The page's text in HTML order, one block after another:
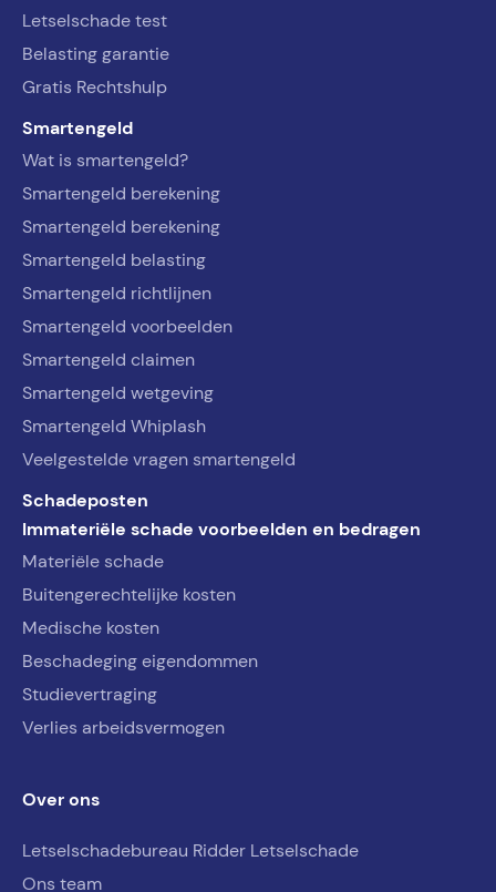
Letselschade test
Belasting garantie
Gratis Rechtshulp
Smartengeld
Wat is smartengeld?
Smartengeld berekening
Smartengeld berekening
Smartengeld belasting
Smartengeld richtlijnen
Smartengeld voorbeelden
Smartengeld claimen
Smartengeld wetgeving
Smartengeld Whiplash
Veelgestelde vragen smartengeld
Schadeposten
Immateriële schade voorbeelden en bedragen
Materiële schade
Buitengerechtelijke kosten
Medische kosten
Beschadeging eigendommen
Studievertraging
Verlies arbeidsvermogen
Over ons
Letselschadebureau Ridder Letselschade
Ons team